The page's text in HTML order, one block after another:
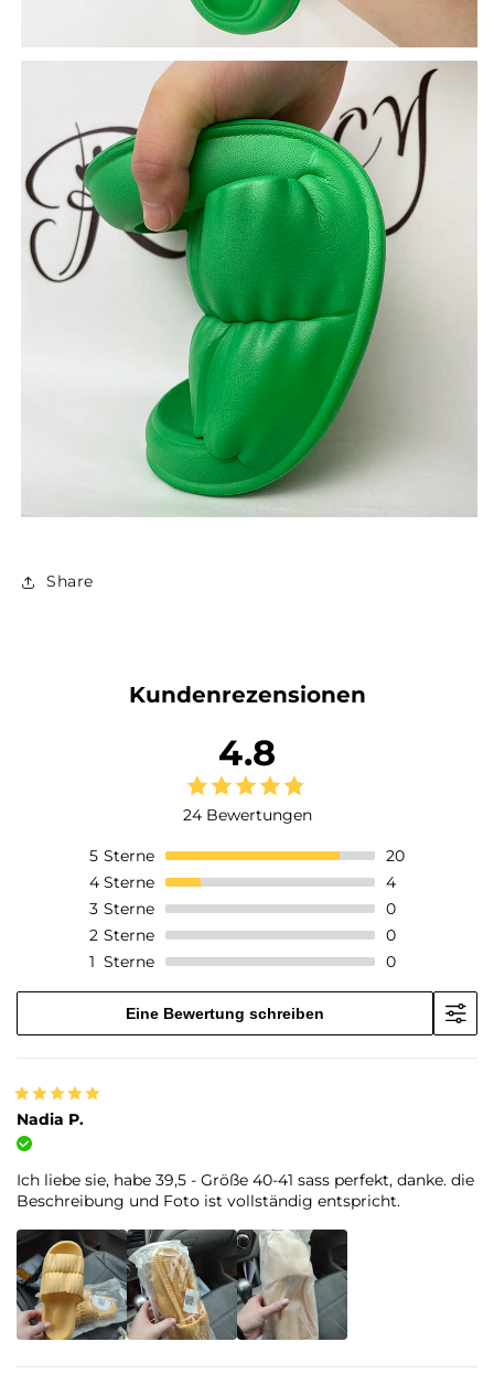
Share
Kundenrezensionen
4.8
24 Bewertungen
5 Sterne
20
4Sterne
4
3 Sterne
0
2 Sterne
0
1 Sterne 0
Eine Bewertung schreiben
Nadia P.
Ich liebe sie, habe 39,5 - Größe 40-41 sass perfekt, danke. die
Beschreibung und Foto ist vollständig entspricht.